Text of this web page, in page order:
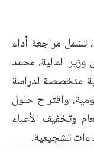
مراجعة أداء
المالية، محمد
متخصصة لدراسة
واقتراح حلول
وتخفيف الأعباء
تشجيعية.